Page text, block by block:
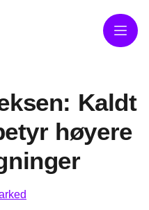
Meny
Kaldt
høyere